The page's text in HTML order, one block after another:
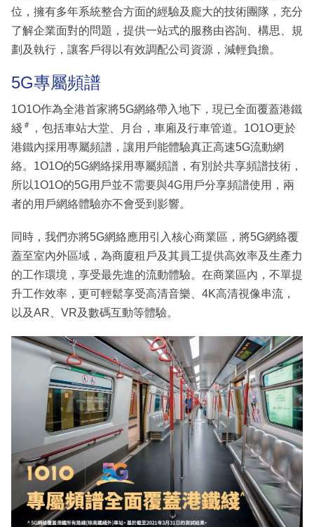
位，擁有多年系統整合方面的經驗及龐大的技術團隊，充分
了解企業面對的問題，提供一站式的服務由咨詢、構思、規
劃及執行，讓客戶得以有效調配公司資源，減輕負擔。
5G專屬頻譜
1O1O作為全港首家將5G網絡帶入地下，現已全面覆蓋港鐵
綫 ＃
，包括車站大堂、月台，車廂及行車管道。1O1O更於
港鐵內採用專屬頻譜，讓用戶能體驗真正高速5G流動網
絡。1O1O的5G網絡採用專屬頻譜，有別於共享頻譜技術，
所以1O1O的5G用戶並不需要與4G用戶分享頻譜使用，兩
者的用戶網絡體驗亦不會受到影響。
同時，我們亦將5G網絡應用引入核心商業區，將5G網絡覆
蓋至室內外區域，為商廈租戶及其員工提供高效率及生產力
的工作環境，享受最先進的流動體驗。在商業區內，不單提
升工作效率，更可輕鬆享受高清音樂、4K高清視像串流，
以及AR、VR及數碼互動等體驗。